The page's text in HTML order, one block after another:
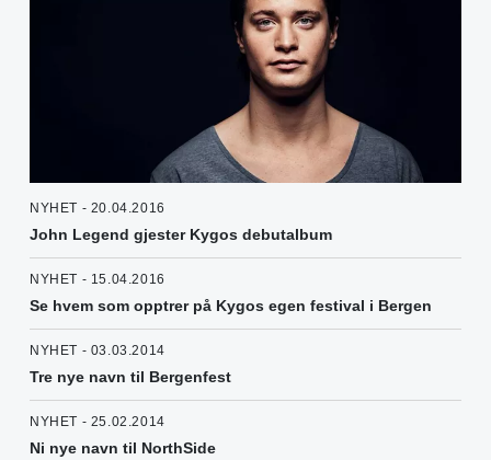
NYHET - 20.04.2016
John Legend gjester Kygos debutalbum
NYHET - 15.04.2016
Se hvem som opptrer på Kygos egen festival i Bergen
NYHET - 03.03.2014
Tre nye navn til Bergenfest
NYHET - 25.02.2014
Ni nye navn til NorthSide